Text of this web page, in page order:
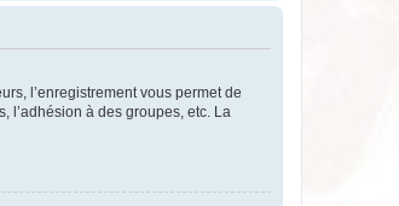
l’enregistrement vous permet de
l’adhésion à des groupes, etc. La